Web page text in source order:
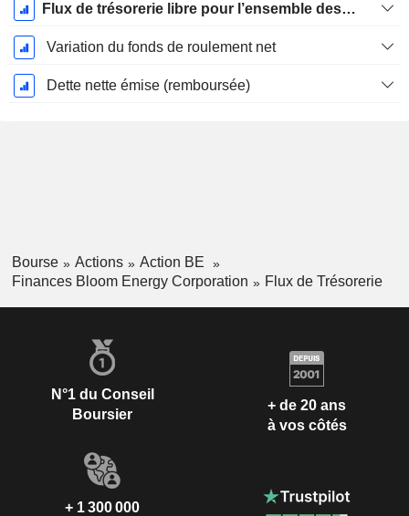
Flux de trésorerie libre pour l’ensemble des pourvoyeurs de fonds (créanciers et actionnaires) FCFF
Variation du fonds de roulement net
Dette nette émise (remboursée)
Bourse Actions
Action BE
Finances Bloom Energy Corporation
Flux de Trésorerie
N°1 du Conseil
Boursier
+ de 20 ans
à vos côtés
+ 1 300 000